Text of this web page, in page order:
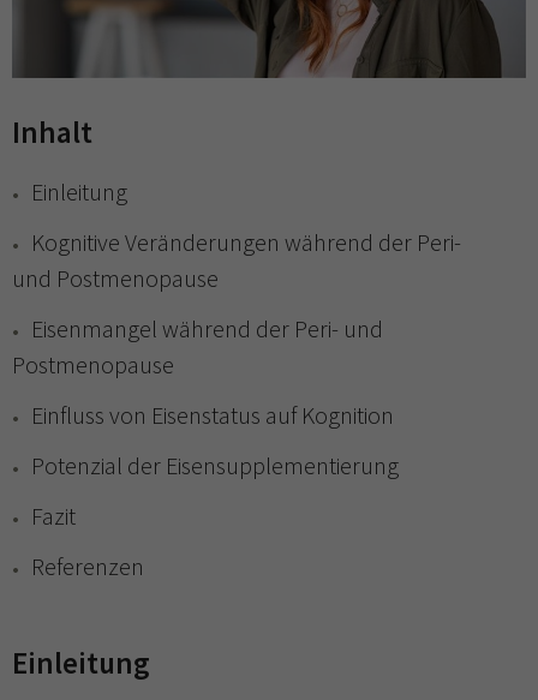
Inhalt
Einleitung
Kognitive Veränderungen während der Peri-
und Postmenopause
Eisenmangel während der Peri- und
Postmenopause
Einfluss von Eisenstatus auf Kognition
Potenzial der Eisensupplementierung
Fazit
Referenzen
Einleitung